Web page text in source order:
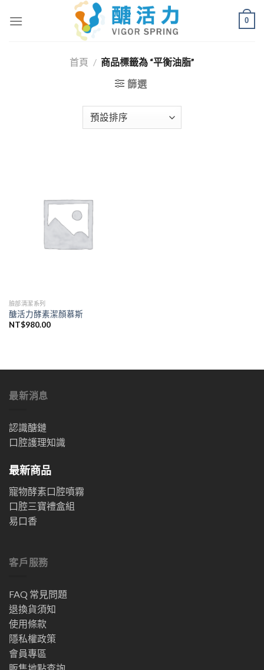
0
首頁 / 商品標籤為 “平衡油脂”
篩選
臉部清潔系列
醣活力酵素潔顏慕斯
NT$980.00
最新消息
認識醣鏈
口腔護理知識
最新商品
寵物酵素口腔噴霧
口腔三寶禮盒組
易口香
客戶服務
FAQ 常見問題
退換貨須知
使用條款
隱私權政策
會員專區